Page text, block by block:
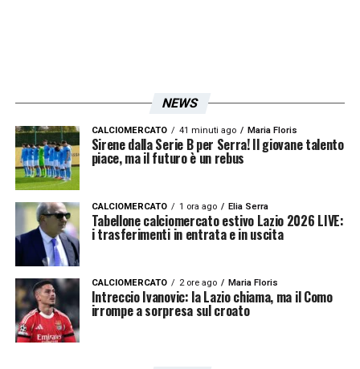
partita bella. Sappiamo che da anni è una
delle squadre più forti del mondo, hanno la
caparbietà che serve per recuperare gare
che sembrano chiuse, come si è visto contro
la Svezia, hanno grandi individualità e tanta
autostima. Saremo rispettose, ma credo che
neppure le inglesi preparino questa gara a
cuor leggero».
NEWS
CALCIOMERCATO 41 minuti ago Maria Floris
Sirene dalla Serie B per Serra! Il giovane talento
piace, ma il futuro è un rebus
CALCIOMERCATO 1 ora ago Elia Serra
Tabellone calciomercato estivo Lazio 2026 LIVE:
i trasferimenti in entrata e in uscita
CALCIOMERCATO 2 ore ago Maria Floris
Intreccio Ivanovic: la Lazio chiama, ma il Como
irrompe a sorpresa sul croato